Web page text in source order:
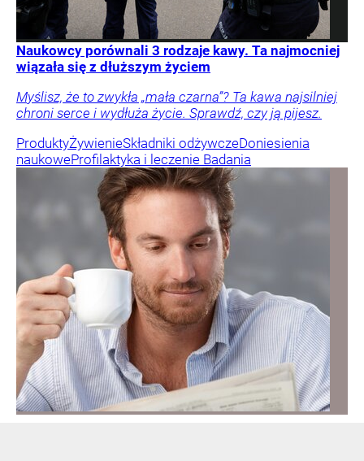
Naukowcy porównali 3 rodzaje kawy. Ta najmocniej
wiązała się z dłuższym życiem
Myślisz, że to zwykła „mała czarna”? Ta kawa najsilniej
chroni serce i wydłuża życie. Sprawdź, czy ją pijesz.
ProduktyŻywienieSkładniki odżywczeDoniesienia
naukoweProfilaktyka i leczenie Badania